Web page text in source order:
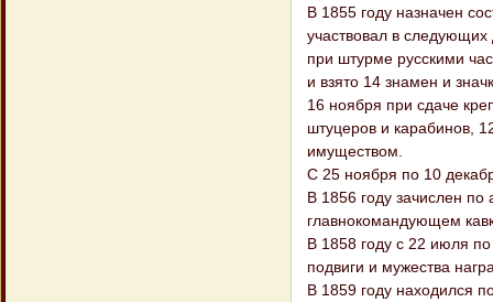
В 1855 году назначен
участвовал в следующих
при штурме русскими
и взято 14 знамен и
16 ноября при сдаче
штуцеров и карабинов,
имуществом.
С 25 ноября по 10
В 1856 году зачислен
главнокомандующем
В 1858 году с 22 июля по
подвиги и мужества
В 1859 году находился